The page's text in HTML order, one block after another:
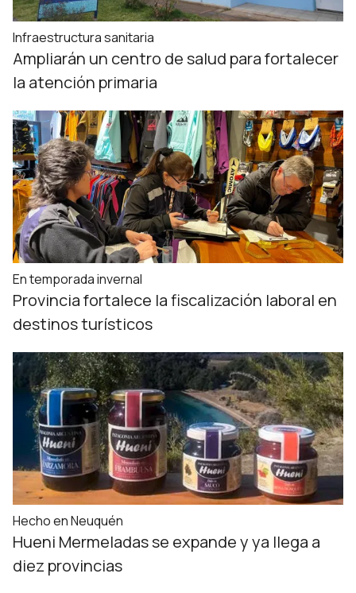
Infraestructura sanitaria
Ampliarán un centro de salud para fortalecer
la atención primaria
En temporada invernal
Provincia fortalece la fiscalización laboral en
destinos turísticos
Hecho en Neuquén
Hueni Mermeladas se expande y ya llega a
diez provincias